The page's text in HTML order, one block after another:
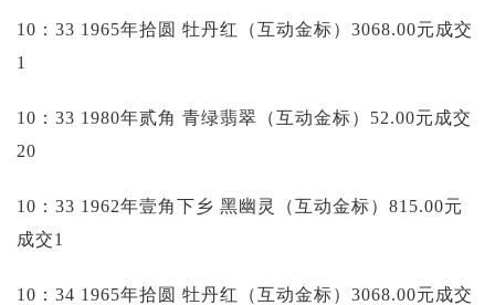
10：33 1965年拾圆 牡丹红（互动金标）3068.00元成交
1
10：33 1980年贰角 青绿翡翠（互动金标）52.00元成交
20
10：33 1962年壹角下乡 黑幽灵（互动金标）815.00元
成交1
10：34 1965年拾圆 牡丹红（互动金标）3068.00元成交